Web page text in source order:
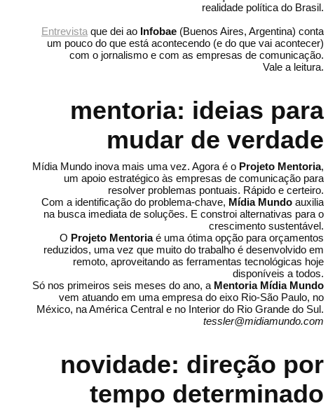
realidade política do Brasil.
Entrevista que dei ao Infobae (Buenos Aires, Argentina) conta
um pouco do que está acontecendo (e do que vai acontecer)
com o jornalismo e com as empresas de comunicação.
Vale a leitura.
mentoria: ideias para
mudar de verdade
Mídia Mundo inova mais uma vez. Agora é o Projeto Mentoria,
um apoio estratégico às empresas de comunicação para
resolver problemas pontuais. Rápido e certeiro.
Com a identificação do problema-chave, Mídia Mundo auxilia
na busca imediata de soluções. E constroi alternativas para o
crescimento sustentável.
O Projeto Mentoriaé uma ótima opção para orçamentos
reduzidos, uma vez que muito do trabalho é desenvolvido em
remoto, aproveitando as ferramentas tecnológicas hoje
disponíveis a todos.
Só nos primeiros seis meses do ano, a Mentoria Mídia Mundo
vem atuando em uma empresa do eixo Rio-São Paulo, no
México, na América Central e no Interior do Rio Grande do Sul.
tessler@midiamundo.com
novidade: direção por
tempo determinado